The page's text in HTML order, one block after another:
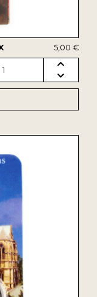
5,00 €
1